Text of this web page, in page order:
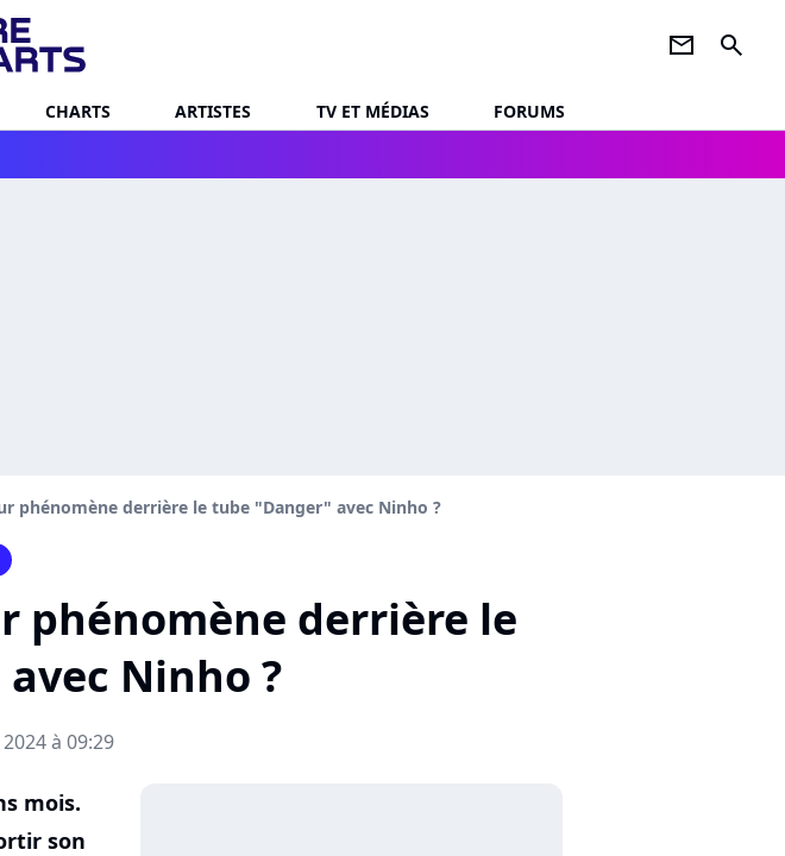
newsletter search
CHARTS ARTISTES TV ET MÉDIAS
FORUMS
phénomène derrière le tube "Danger" avec Ninho ?
phénomène derrière le
Ninho ?
à 09:29
mois.
son